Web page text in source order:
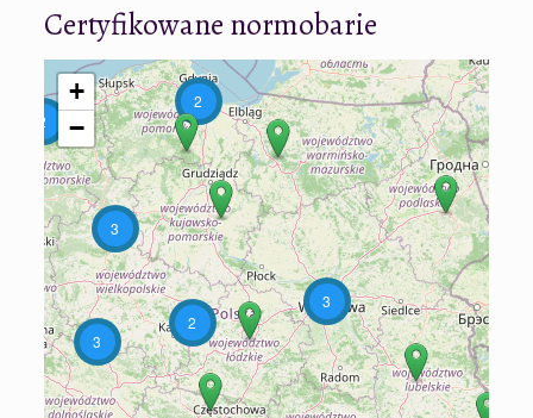
Certyfikowane normobarie
2
3
2
3
2
3
+
−